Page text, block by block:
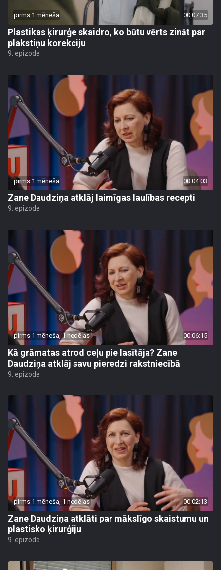
pirms 1 mēneša 00:07:35
Plastikas ķirurģe skaidro, ko būtu vērts zināt par
plakstiņu korekciju
9. epizode
pirms 1 mēneša 00:04:03
Zane Daudziņa atklāj laimīgas laulības recepti
9. epizode
pirms 1 mēneša, 1 nedēļas 00:06:15
Kā grāmatas atrod ceļu pie lasītāja? Zane
Daudziņa atklāj savu pieredzi rakstniecībā
9. epizode
pirms 1 mēneša, 1 nedēļas 00:02:13
Zane Daudziņa atklāti par mākslīgo skaistumu un
plastisko ķirurģiju
9. epizode